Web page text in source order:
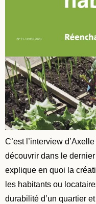
C’est l’interview
découvrir dans le
explique en quoi la
les habitants ou
durabilité d’un quartier